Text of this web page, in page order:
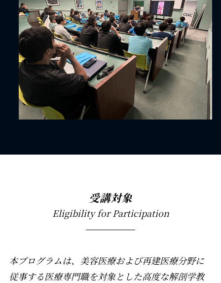
受講対象
Eligibility for Participation
本プログラムは、美容医療および再建医療分野に
従事する医療専門職を対象とした高度な解剖学教